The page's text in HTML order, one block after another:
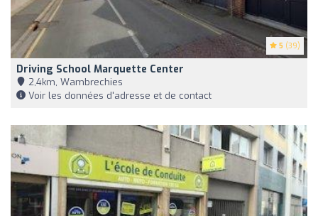
5 (39)
Driving School Marquette Center
2,4km, Wambrechies
Voir les données d'adresse et de contact